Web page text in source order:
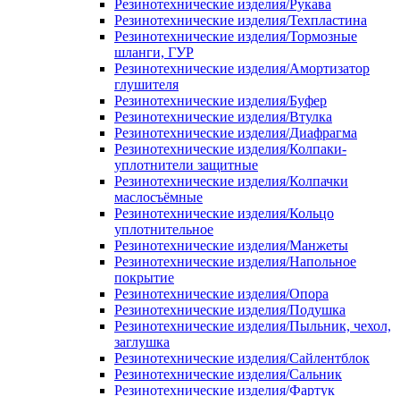
Резинотехнические изделия/Рукава
Резинотехнические изделия/Техпластина
Резинотехнические изделия/Тормозные
шланги, ГУР
Резинотехнические изделия/Амортизатор
глушителя
Резинотехнические изделия/Буфер
Резинотехнические изделия/Втулка
Резинотехнические изделия/Диафрагма
Резинотехнические изделия/Колпаки-
уплотнители защитные
Резинотехнические изделия/Колпачки
маслосъёмные
Резинотехнические изделия/Кольцо
уплотнительное
Резинотехнические изделия/Манжеты
Резинотехнические изделия/Напольное
покрытие
Резинотехнические изделия/Опора
Резинотехнические изделия/Подушка
Резинотехнические изделия/Пыльник, чехол,
заглушка
Резинотехнические изделия/Сайлентблок
Резинотехнические изделия/Сальник
Резинотехнические изделия/Фартук